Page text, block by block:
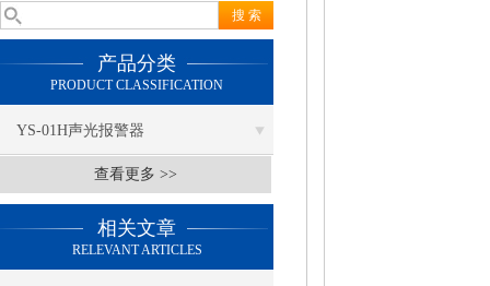
产品分类
PRODUCT CLASSIFICATION
YS-01H声光报警器
查看更多 >>
相关文章
RELEVANT ARTICLES